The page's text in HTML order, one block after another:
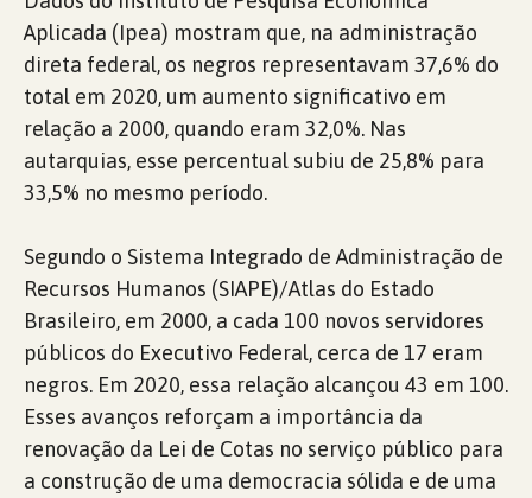
Aplicada (Ipea) mostram que, na administração
direta federal, os negros representavam 37,6% do
total em 2020, um aumento significativo em
relação a 2000, quando eram 32,0%. Nas
autarquias, esse percentual subiu de 25,8% para
33,5% no mesmo período.
Segundo o Sistema Integrado de Administração de
Recursos Humanos (SIAPE)/Atlas do Estado
Brasileiro, em 2000, a cada 100 novos servidores
públicos do Executivo Federal, cerca de 17 eram
negros. Em 2020, essa relação alcançou 43 em 100.
Esses avanços reforçam a importância da
renovação da Lei de Cotas no serviço público para
a construção de uma democracia sólida e de uma